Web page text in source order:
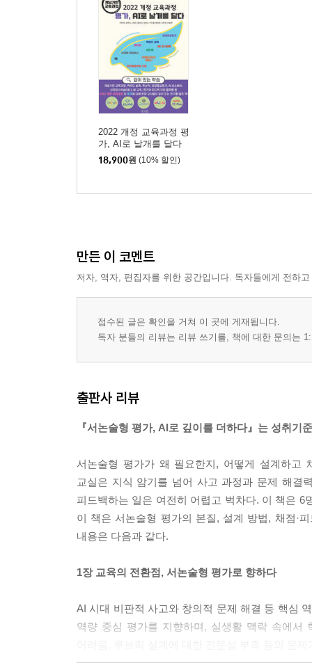
01 완벽보다 중요한 것: 서논술형 평가, 〈설계·실
가. 변화의 시대, 흔들려야 깨달음이 찾아온다
나. AI로 컨설팅 받으며 서논술형 평가 문항 설계하
다. AI를 활용한 수학 단원평가 피드백: AI 활용 기
라. 오늘 경험한 일이 내일의 서논술형 평가 문항으
마. 서논술형 평가 전환, 그 진짜 의미를 묻다
02 초등 전교과 및 전학년으로 서논술형 평가 확
가. 초등 전교과로 서논술형 평가 확대하기
다. 전교과·전학년 서논술형 평가 확대를 위한
03 수업과 평가의 큰 그림: 백워드 설계와 서논술
나. 왜 ‘과정 중심 평가’인가?
라. AI와 함께한 단원 재구성
마. AI와 함께 완성한 평가 도구
가. AI와 서논술형 평가
다. AI와 루브릭 설계하기
05 서논술형 평가 리디자인: AI와 내 문항 톺아보기
가. 중등 일본어 교과의 서논술형 평가 제작 한계와
나. 서논술형 평가 도전과 50%의 아쉬움
다. AI와 서논술형 평가를 검증하고 다시 채워가다
가. 총괄평가의 구성 과정
나. 실험 보고서를 활용한 서논술형 평가
라. 루브릭 작성
2022 개정 교육과정 평
가, AI로 날개를 달다
(개념기반 교육과정)
18,900원 (10% 할인)
만든 이 코멘트
저자, 역자, 편집자를 위한 공간입니다. 독자들에게 전하
접수된 글은 확인을 거쳐 이 곳에 게재됩니다.
독자 분들의 리뷰는 리뷰 쓰기를, 책에 대한 문의는
출판사 리뷰
『서논술형 평가, AI로 깊이를 더하다』는 성취기
서논술형 평가가 왜 필요한지, 어떻게 설계하고
교실은 지식 암기를 넘어 사고 과정과 문제 해결
피드백하는 일은 여전히 어렵고 벅차다. 이 책은 6
이 책은 서논술형 평가의 본질, 설계 방법, 채점·
내용은 다음과 같다.
1장 교육의 전환점, 서논술형 평가로 향하다
AI 시대 비판적 사고와 창의적 문제 해결 등 핵심
역량 중심 평가를 지향하며, 실생활 맥락 속에서